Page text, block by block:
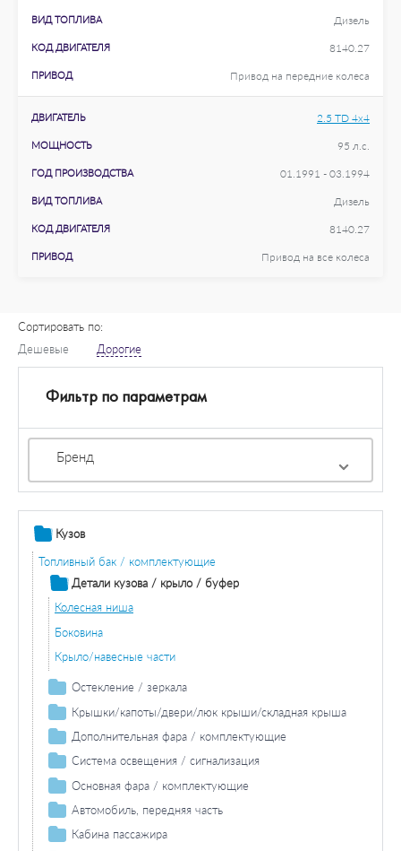
ВИД ТОПЛИВА Дизель
КОД ДВИГАТЕЛЯ 8140.27
ПРИВОД Привод на передние колеса
ДВИГАТЕЛЬ 2.5 TD 4x4
МОЩНОСТЬ 95 л.с.
ГОД ПРОИЗВОДСТВА 01.1991 - 03.1994
ВИД ТОПЛИВА Дизель
КОД ДВИГАТЕЛЯ 8140.27
ПРИВОД Привод на все колеса
Сортировать по:
Дешевые
Дорогие
Фильтр по параметрам
Бренд
Кузов
Топливный бак / комплектующие
Детали кузова / крыло / буфер
Колесная ниша
Боковина
Крыло/навесные части
Остекление / зеркала
Зеркала
Крышки/капоты/двери/люк крыши/складная крыша
Капот двигателя / составляющие / изоляция
Дополнительная фара / комплектующие
Противотуманная фара / комплектующие
Противотуманная фара лампа накаливания
Фара дальнего света / комплектующие
Лампа накаливания фара дальнего света
Система освещения / сигнализация
Задний фонарь / комплектующие
Задние фонари / комплектующие
Лампа накаливания задних фонарей
Фонарь сигнала торможения / комплектующие
Основная фара / комплектующие
Лампа накаливания основной фары
Автомобиль, передняя часть
Крыло/навесные части
Кабина пассажира